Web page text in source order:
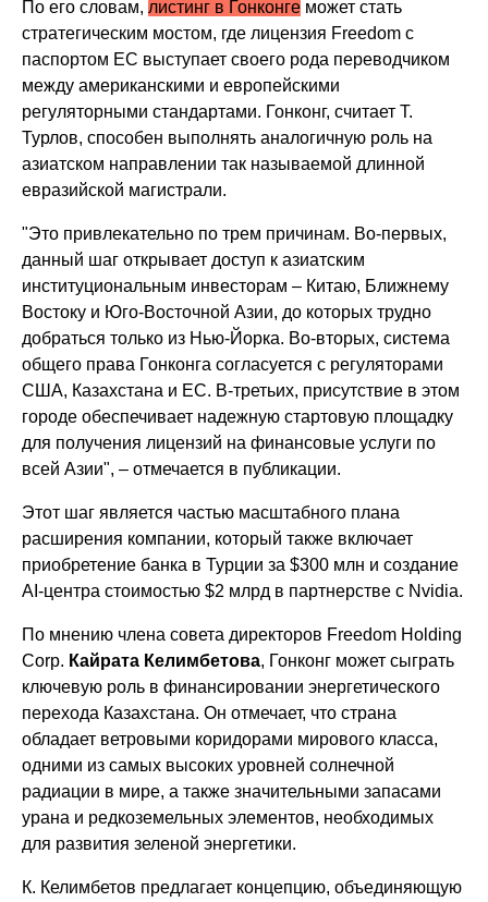
По его словам, листинг в Гонконге может стать
стратегическим мостом, где лицензия Freedom с
паспортом ЕС выступает своего рода переводчиком
между американскими и европейскими
регуляторными стандартами. Гонконг, считает Т.
Турлов, способен выполнять аналогичную роль на
азиатском направлении так называемой длинной
евразийской магистрали.
"Это привлекательно по трем причинам. Во-первых,
данный шаг открывает доступ к азиатским
институциональным инвесторам – Китаю, Ближнему
Востоку и Юго-Восточной Азии, до которых трудно
добраться только из Нью-Йорка. Во-вторых, система
общего права Гонконга согласуется с регуляторами
США, Казахстана и ЕС. В-третьих, присутствие в этом
городе обеспечивает надежную стартовую площадку
для получения лицензий на финансовые услуги по
всей Азии", – отмечается в публикации.
Этот шаг является частью масштабного плана
расширения компании, который также включает
приобретение банка в Турции за $300 млн и создание
AI-центра стоимостью $2 млрд в партнерстве с Nvidia.
По мнению члена совета директоров Freedom Holding
Corp. Кайрата Келимбетова, Гонконг может сыграть
ключевую роль в финансировании энергетического
перехода Казахстана. Он отмечает, что страна
обладает ветровыми коридорами мирового класса,
одними из самых высоких уровней солнечной
радиации в мире, а также значительными запасами
урана и редкоземельных элементов, необходимых
для развития зеленой энергетики.
К. Келимбетов предлагает концепцию, объединяющую